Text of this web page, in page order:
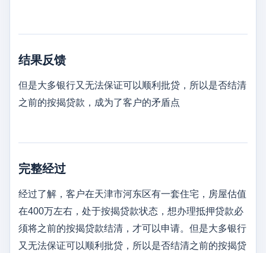
结果反馈
但是大多银行又无法保证可以顺利批贷，所以是否结清
之前的按揭贷款，成为了客户的矛盾点
完整经过
经过了解，客户在天津市河东区有一套住宅，房屋估值
在400万左右，处于按揭贷款状态，想办理抵押贷款必
须将之前的按揭贷款结清，才可以申请。但是大多银行
又无法保证可以顺利批贷，所以是否结清之前的按揭贷